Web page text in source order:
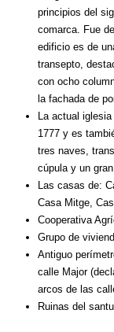
principios del
comarca. Fue
edificio es de
transepto,
con ocho
la fachada de
La actual
1777 y es
tres naves,
cúpula y un
Las casas de:
Casa Mitge,
Cooperativa
Grupo de
Antiguo
calle Major
arcos de las
Ruinas del